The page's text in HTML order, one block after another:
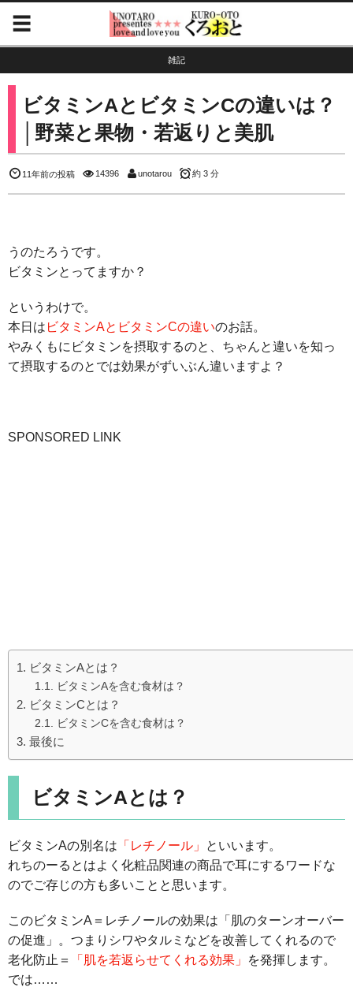
雑記
ビタミンAとビタミンCの違いは？
│野菜と果物・若返りと美肌
11年前の投稿 14396 unotarou 約 3 分
うのたろうです。
ビタミンとってますか？
というわけで。
本日は ビタミンAとビタミンCの違いのお話。
やみくもにビタミンを摂取するのと、ちゃんと違いを知っ
て摂取するのとでは効果がずいぶん違いますよ？
SPONSORED LINK
ビタミンAとは？
ビタミンAを含む食材は？
ビタミンCとは？
ビタミンCを含む食材は？
最後に
ビタミンAとは？
ビタミンAの別名は 「レチノール」
といいます。
れちのーるとはよく化粧品関連の商品で耳にするワードな
のでご存じの方も多いことと思います。
このビタミンA＝レチノールの効果は「肌のターンオーバー
の促進」。つまりシワやタルミなどを改善してくれるので
老化防止＝
「肌を若返らせてくれる効果」
を発揮します。
では……